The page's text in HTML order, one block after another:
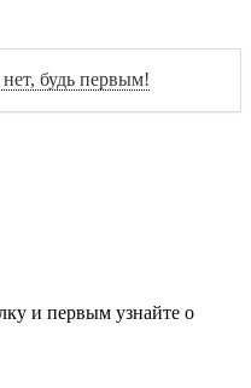
будь первым!
и первым узнайте о